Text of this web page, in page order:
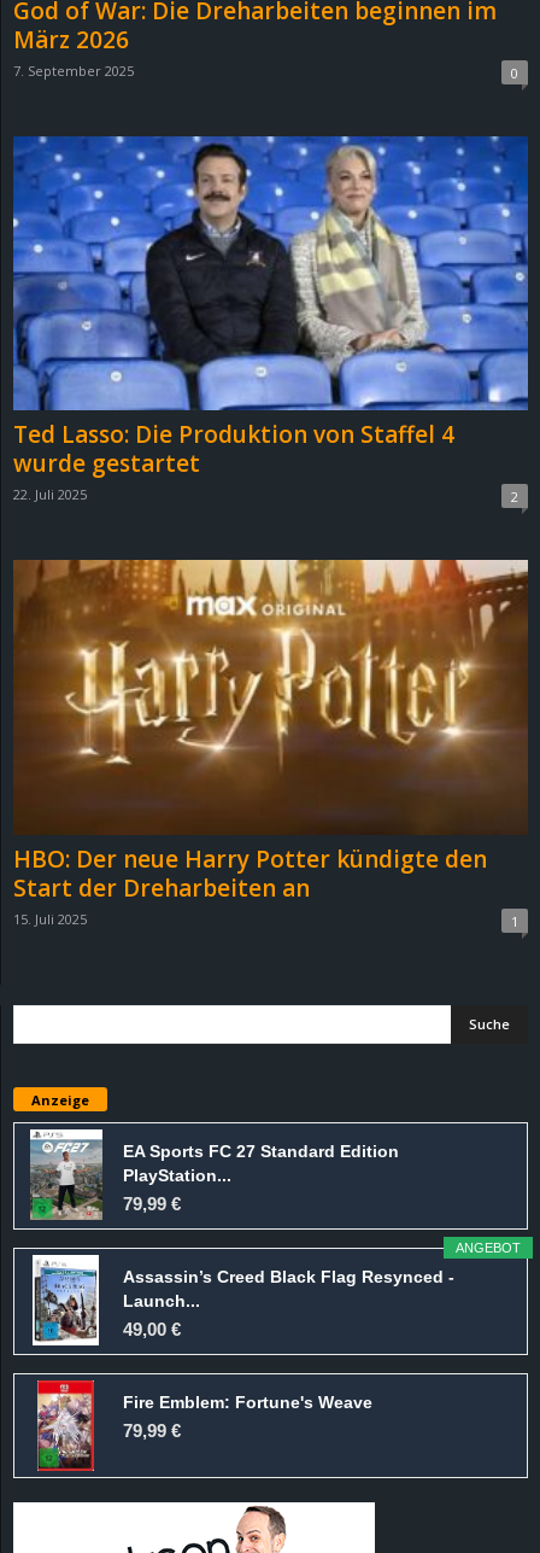
God of War: Die Dreharbeiten beginnen im
März 2026
7. September 2025 0
Ted Lasso: Die Produktion von Staffel 4
wurde gestartet
22. Juli 2025 2
HBO: Der neue Harry Potter kündigte den
Start der Dreharbeiten an
15. Juli 2025 1
Anzeige
EA Sports FC 27 Standard Edition
PlayStation...
79,99 €
ANGEBOT
Assassin’s Creed Black Flag Resynced -
Launch...
49,00 €
Fire Emblem: Fortune's Weave
79,99 €